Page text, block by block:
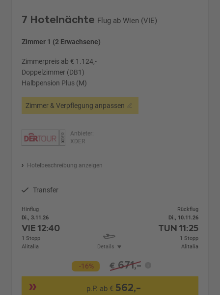
7 Hotelnächte Flug ab Wien (VIE)
Zimmer 1 (2 Erwachsene)
Zimmerpreis ab € 1.124,-
Doppelzimmer (DB1)
Halbpension Plus (M)
Zimmer & Verpflegung anpassen
Anbieter:
XDER
Hotelbeschreibung anzeigen
Transfer
Hinflug
Di., 3.11.26
VIE12:40
1 Stopp
Alitalia
Details
Rückflug
Di., 10.11.26
TUN 11:25
1 Stopp
Alitalia
-16% € 671,-
p.P. ab € 562,-